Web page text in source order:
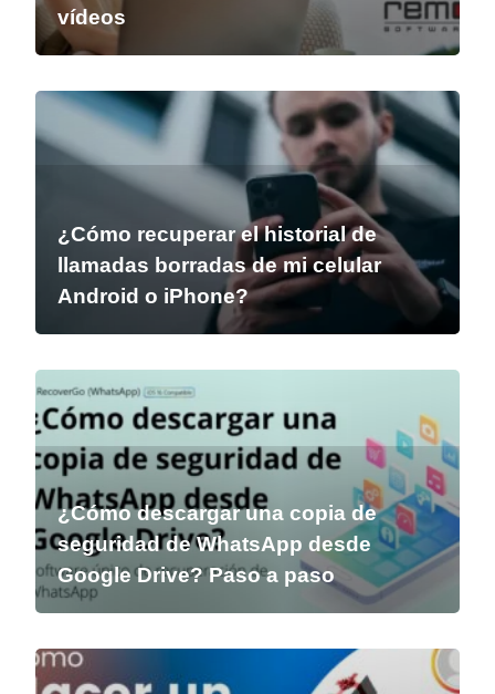
vídeos
¿Cómo recuperar el historial de
llamadas borradas de mi celular
Android o iPhone?
¿Cómo descargar una copia de
seguridad de WhatsApp desde
Google Drive? Paso a paso